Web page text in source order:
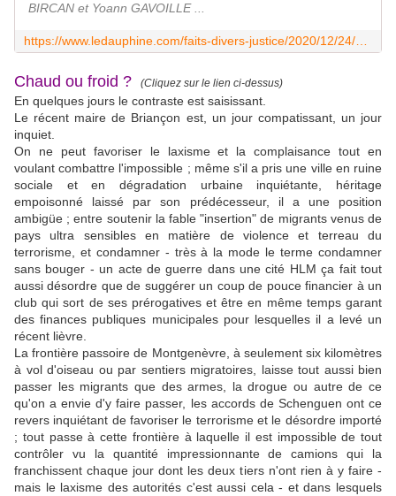
BIRCAN et Yoann GAVOILLE ...
Chaud ou froid ? (Cliquez sur le lien ci-dessus)
En quelques jours le contraste est saisissant.
Le récent maire de Briançon est, un jour compatissant, un jour
inquiet.
On ne peut favoriser le laxisme et la complaisance tout en
voulant combattre l'impossible ; même s'il a pris une ville en ruine
sociale et en dégradation urbaine inquiétante, héritage
empoisonné laissé par son prédécesseur, il a une position
ambigüe ; entre soutenir la fable "insertion" de migrants venus de
pays ultra sensibles en matière de violence et terreau du
terrorisme, et condamner - très à la mode le terme condamner
sans bouger - un acte de guerre dans une cité HLM ça fait tout
aussi désordre que de suggérer un coup de pouce financier à un
club qui sort de ses prérogatives et être en même temps garant
des finances publiques municipales pour lesquelles il a levé un
récent lièvre.
La frontière passoire de Montgenèvre, à seulement six kilomètres
à vol d'oiseau ou par sentiers migratoires, laisse tout aussi bien
passer les migrants que des armes, la drogue ou autre de ce
qu'on a envie d'y faire passer, les accords de Schenguen ont ce
revers inquiétant de favoriser le terrorisme et le désordre importé
; tout passe à cette frontière à laquelle il est impossible de tout
contrôler vu la quantité impressionnante de camions qui la
franchissent chaque jour dont les deux tiers n'ont rien à y faire -
mais le laxisme des autorités c'est aussi cela - et dans lesquels